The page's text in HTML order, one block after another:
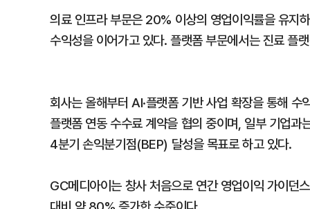
의료 인프라 부문은 20% 이상의 영업이익률을 유지
수익성을 이어가고 있다. 플랫폼 부문에서는 진료 플
회사는 올해부터 AI·플랫폼 기반 사업 확장을 통해
플랫폼 연동 수수료 계약을 협의 중이며, 일부 기업
4분기 손익분기점(BEP) 달성을 목표로 하고 있다.
GC메디아이는 창사 처음으로 연간 영업이익 가이던